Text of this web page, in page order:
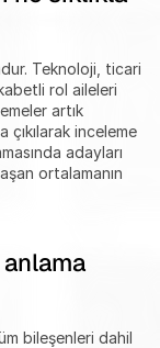
Teknoloji, ticari
rol aileleri
artık
çıkılarak inceleme
adayları
ortalamanın
bileşenleri dahil